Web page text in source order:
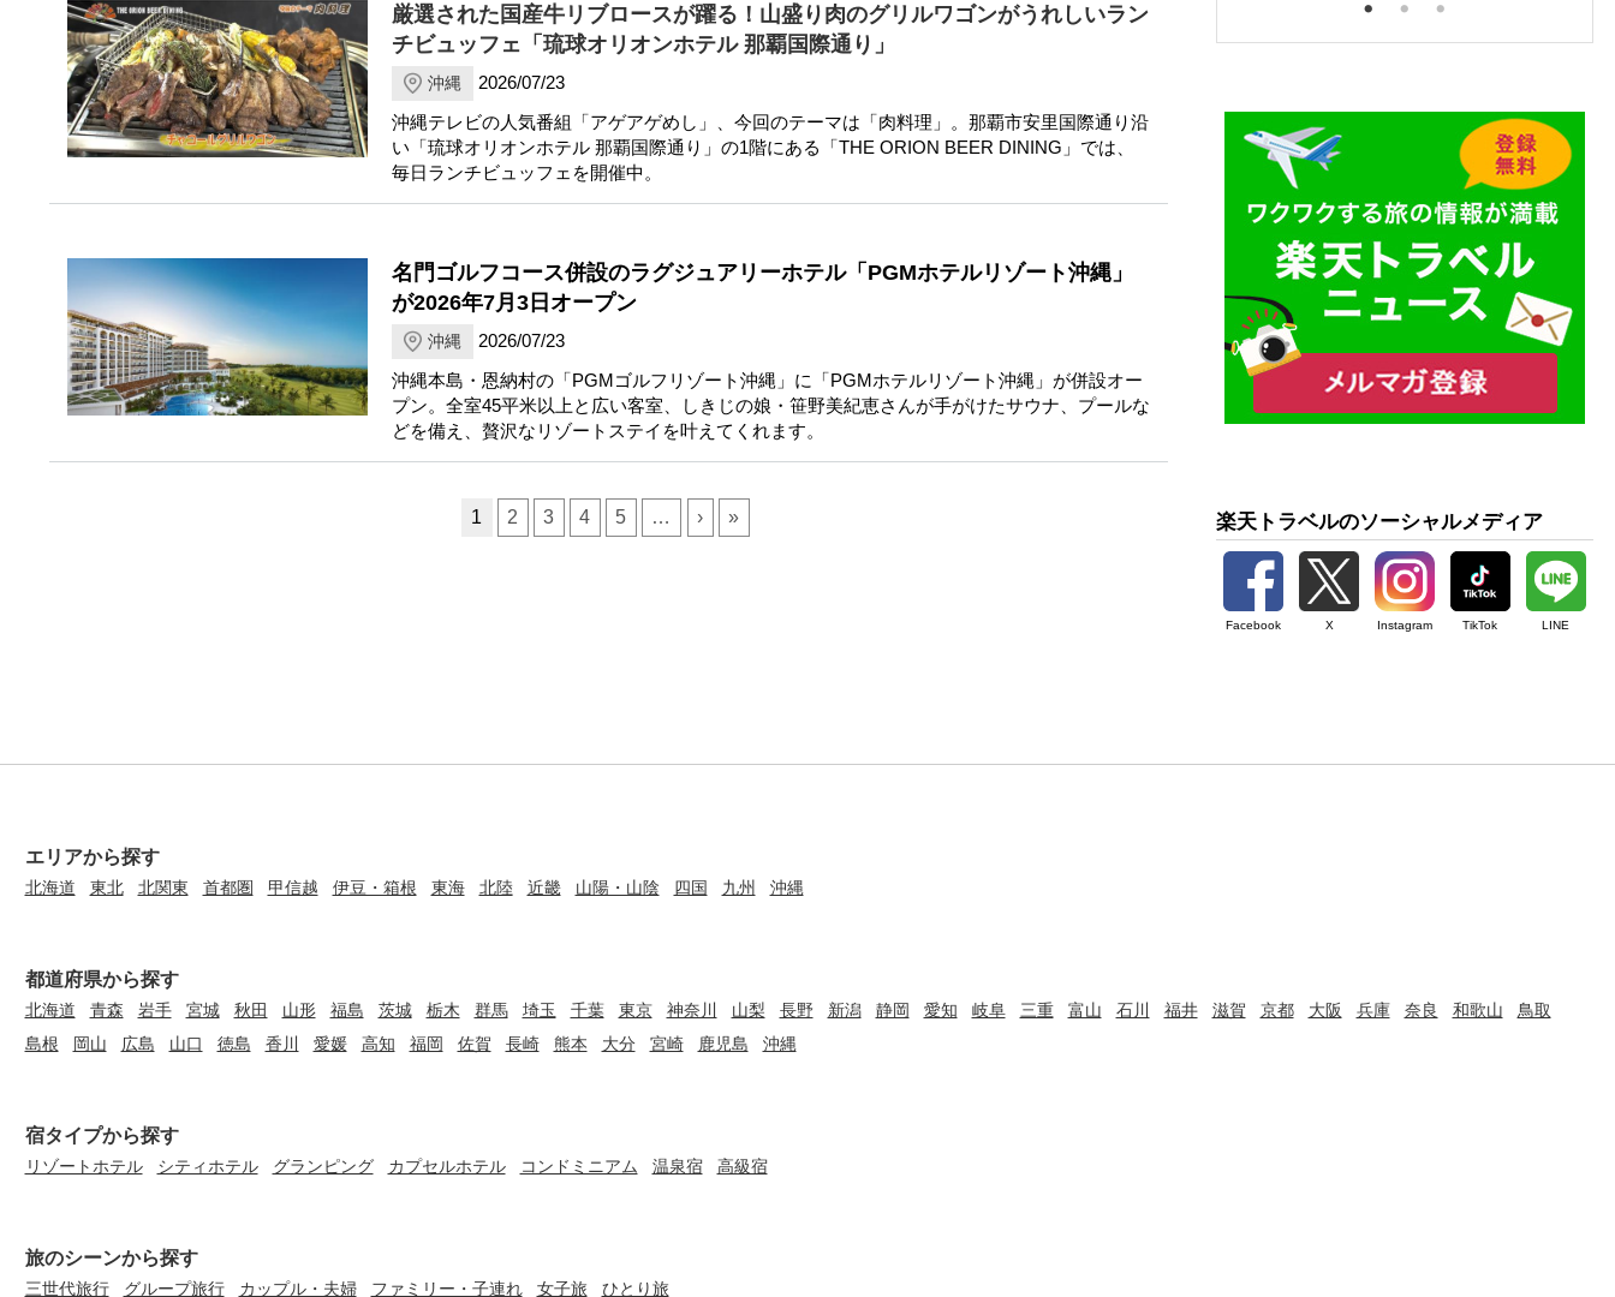
厳選された国産牛リブロースが躍る！山盛り肉のグリルワゴンがうれしいラン
チビュッフェ「琉球オリオンホテル 那覇国際通り」
沖縄
2026/07/23
沖縄テレビの人気番組「アゲアゲめし」、今回のテーマは「肉料理」。那覇市安里国際通り沿
い「琉球オリオンホテル 那覇国際通り」の1階にある「THE ORION BEER DINING」では、
毎日ランチビュッフェを開催中。
名門ゴルフコース併設のラグジュアリーホテル「PGMホテルリゾート沖縄」
が2026年7月3日オープン
沖縄
2026/07/23
沖縄本島・恩納村の「PGMゴルフリゾート沖縄」に「PGMホテルリゾート沖縄」が併設オー
プン。全室45平米以上と広い客室、しきじの娘・笹野美紀恵さんが手がけたサウナ、プールな
どを備え、贅沢なリゾートステイを叶えてくれます。
1
2 3 4 5 … › » 楽天トラベルのソーシャルメディア
Facebook X Instagram TikTok LINE
エリアから探す
北海道 東北 北関東 首都圏 甲信越 伊豆・箱根 東海 北陸 近畿 山陽・山陰 四国 九州 沖縄
都道府県から探す
北海道 青森 岩手 宮城 秋田 山形 福島 茨城 栃木 群馬 埼玉 千葉 東京 神奈川 山梨 長野 新潟 静岡 愛知 岐阜 三重 富山 石川 福井 滋賀 京都 大阪 兵庫 奈良 和歌山
鳥取
島根
岡山 広島 山口 徳島 香川 愛媛 高知 福岡 佐賀 長崎 熊本 大分 宮崎 鹿児島 沖縄
宿タイプから探す
リゾートホテル シティホテル グランピング カプセルホテル コンドミニアム 温泉宿 高級宿
旅のシーンから探す
三世代旅行 グループ旅行 カップル・夫婦 ファミリー・子連れ 女子旅 ひとり旅